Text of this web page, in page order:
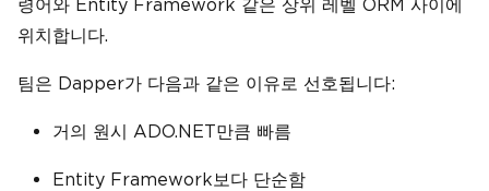
령어와 Entity Framework 같은 상위 레벨 ORM 사이에
위치합니다.
팀은 Dapper가 다음과 같은 이유로 선호됩니다:
거의 원시 ADO.NET만큼 빠름
Entity Framework보다 단순함